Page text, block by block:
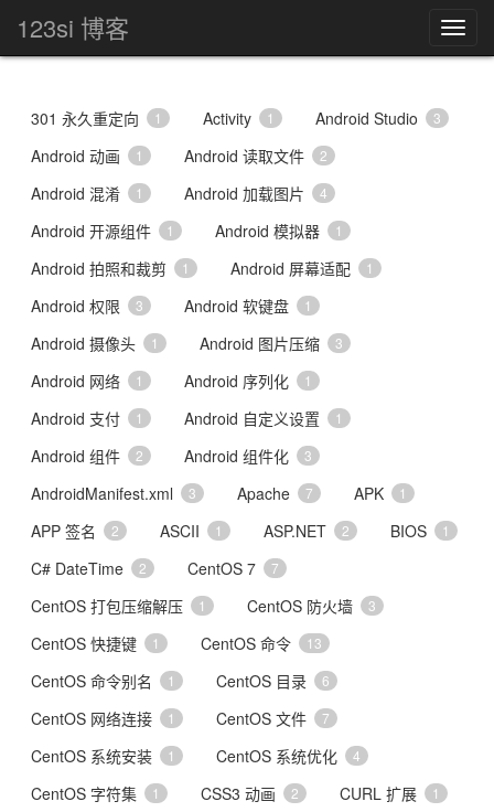
123si 博客
301 永久重定向 1 Activity 1 Android Studio 3
Android 动画 1 Android 读取文件 2
Android 混淆 1 Android 加载图片 4
Android 开源组件 1 Android 模拟器 1
Android 拍照和裁剪 1 Android 屏幕适配 1
Android 权限 3 Android 软键盘 1
Android 摄像头 1 Android 图片压缩 3
Android 网络 1 Android 序列化 1
Android 支付 1 Android 自定义设置 1
Android 组件 2 Android 组件化 3
AndroidManifest.xml 3 Apache 7 APK 1
APP 签名 2 ASCII 1 ASP.NET 2 BIOS 1
C# DateTime 2 CentOS 7 7
CentOS 打包压缩解压 1 CentOS 防火墙 3
CentOS 快捷键 1 CentOS 命令 13
CentOS 命令别名 1 CentOS 目录 6
CentOS 网络连接 1 CentOS 文件 7
CentOS 系统安装 1 CentOS 系统优化 4
CentOS 字符集 1 CSS3 动画 2 CURL 扩展 1